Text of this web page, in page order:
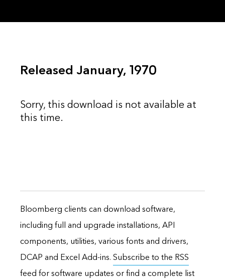
Released January, 1970
Sorry, this download is not available at
this time.
Bloomberg clients can download software,
including full and upgrade installations, API
components, utilities, various fonts and drivers,
DCAP and Excel Add-ins. Subscribe to the RSS
feed for software updates or find a complete list